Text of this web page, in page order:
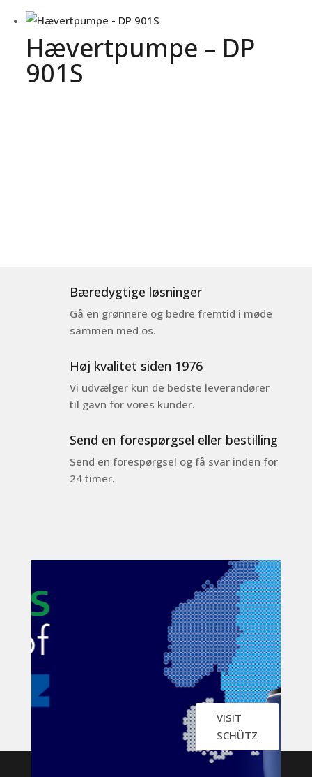
Hævertpumpe – DP
901S
Bæredygtige løsninger
Gå en grønnere og bedre fremtid i møde
sammen med os.
Høj kvalitet siden 1976
Vi udvælger kun de bedste leverandører
til gavn for vores kunder.
Send en forespørgsel eller bestilling
Send en forespørgsel og få svar inden for
24 timer.
VISIT
SCHÜTZ